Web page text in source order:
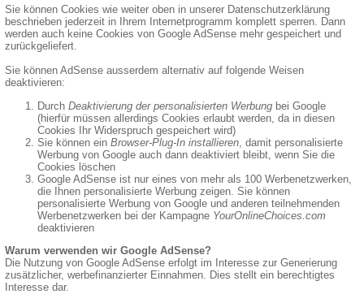
Sie können Cookies wie weiter oben in unserer Datenschutzerklärung
beschrieben jederzeit in Ihrem Internetprogramm komplett sperren. Dann
werden auch keine Cookies von Google AdSense mehr gespeichert und
zurückgeliefert.
Sie können AdSense ausserdem alternativ auf folgende Weisen
deaktivieren:
Durch Deaktivierung der personalisierten Werbung bei Google
(hierfür müssen allerdings Cookies erlaubt werden, da in diesen
Cookies Ihr Widerspruch gespeichert wird)
Sie können ein Browser-Plug-In installieren , damit personalisierte
Werbung von Google auch dann deaktiviert bleibt, wenn Sie die
Cookies löschen
Google AdSense ist nur eines von mehr als 100 Werbenetzwerken,
die Ihnen personalisierte Werbung zeigen. Sie können
personalisierte Werbung von Google und anderen teilnehmenden
Werbenetzwerken bei der Kampagne YourOnlineChoices.com
deaktivieren
Warum verwenden wir Google AdSense?
Die Nutzung von Google AdSense erfolgt im Interesse zur Generierung
zusätzlicher, werbefinanzierter Einnahmen. Dies stellt ein berechtigtes
Interesse dar.